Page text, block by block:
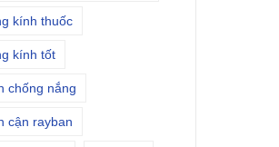
kính thuốc
kính tốt
chống nắng
cận rayban